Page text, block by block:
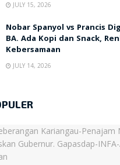
JULY 15, 2026
Nobar Spanyol vs Prancis
BA. Ada Kopi dan Snack,
Kebersamaan
JULY 14, 2026